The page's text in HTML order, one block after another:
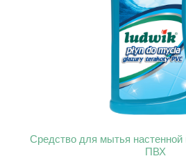
Средство для мытья настенной
ПВХ